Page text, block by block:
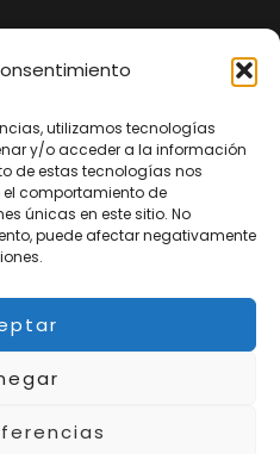
utilizamos tecnologías
y/o acceder a la información
de estas tecnologías nos
comportamiento de
únicas en este sitio. No
puede afectar negativamente
36-003074